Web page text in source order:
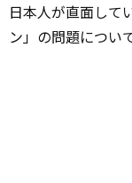
日本人が直面して
ン」の問題につい